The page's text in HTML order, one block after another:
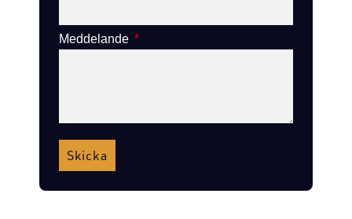
Meddelande
Skicka